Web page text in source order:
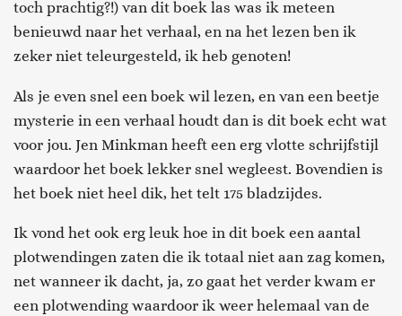
toch prachtig?!) van dit boek las was ik meteen
benieuwd naar het verhaal, en na het lezen ben ik
zeker niet teleurgesteld, ik heb genoten!
Als je even snel een boek wil lezen, en van een beetje
mysterie in een verhaal houdt dan is dit boek echt wat
voor jou. Jen Minkman heeft een erg vlotte schrijfstijl
waardoor het boek lekker snel wegleest. Bovendien is
het boek niet heel dik, het telt 175 bladzijdes.
Ik vond het ook erg leuk hoe in dit boek een aantal
plotwendingen zaten die ik totaal niet aan zag komen,
net wanneer ik dacht, ja, zo gaat het verder kwam er
een plotwending waardoor ik weer helemaal van de